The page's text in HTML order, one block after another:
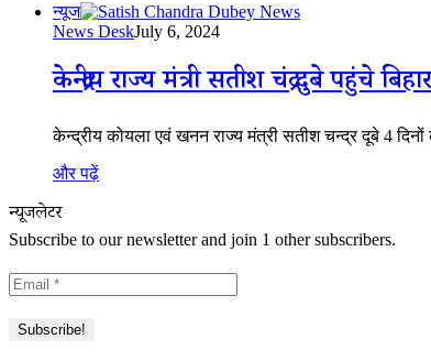
न्यूज
News DeskJuly 6, 2024
केन्द्रीय राज्य मंत्री सतीश चंद्र दुबे पहुंचे
केन्द्रीय कोयला एवं खनन राज्य मंत्री सतीश चन्द्र दूबे 4 दिनों
और पढ़ें
न्यूजलेटर
Subscribe to our newsletter and join 1 other subscribers.